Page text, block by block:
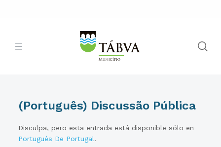
(Português) Discussão Pública
Disculpa, pero esta entrada está disponible sólo en
Portugués De Portugal.